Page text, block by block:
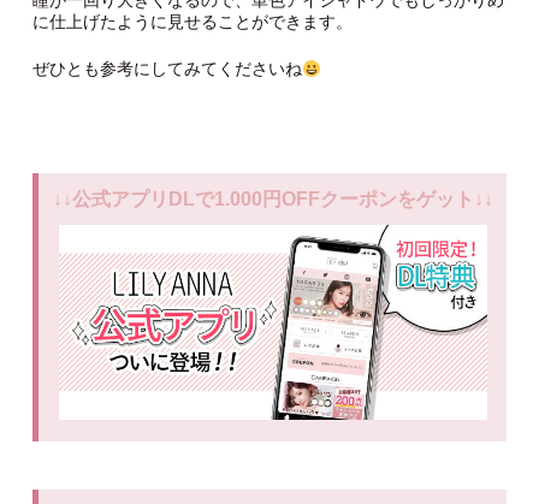
に仕上げたように見せることができます。
ぜひとも参考にしてみてくださいね
↓↓公式アプリDLで1.000円OFFクーポンをゲット↓↓